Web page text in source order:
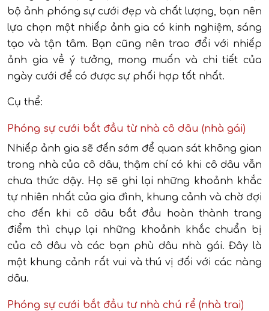
bộ ảnh phóng sự cưới đẹp và chất lượng, bạn nên
lựa chọn một nhiếp ảnh gia có kinh nghiệm, sáng
tạo và tận tâm. Bạn cũng nên trao đổi với nhiếp
ảnh gia về ý tưởng, mong muốn và chi tiết của
ngày cưới để có được sự phối hợp tốt nhất.
Cụ thể:
Phóng sự cưới bắt đầu từ nhà cô dâu (nhà gái)
Nhiếp ảnh gia sẽ đến sớm để quan sát không gian
trong nhà của cô dâu, thậm chí có khi cô dâu vẫn
chưa thức dậy. Họ sẽ ghi lại những khoảnh khắc
tự nhiên nhất của gia đình, khung cảnh và chờ đợi
cho đến khi cô dâu bắt đầu hoàn thành trang
điểm thì chụp lại những khoảnh khắc chuẩn bị
của cô dâu và các bạn phù dâu nhà gái. Đây là
một khung cảnh rất vui và thú vị đối với các nàng
dâu.
Phóng sự cưới bắt đầu tư nhà chú rể (nhà trai)